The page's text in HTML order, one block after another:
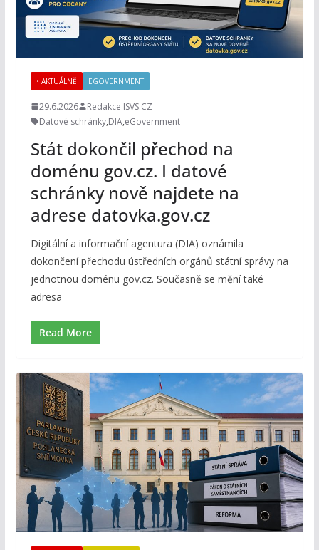
• AKTUÁLNĚ EGOVERNMENT
29.6.2026
Redakce ISVS.CZ
Datové schránky,DIA,eGovernment
Stát dokončil přechod na
doménu gov.cz. I datové
schránky nově najdete na
adrese datovka.gov.cz
Digitální a informační agentura (DIA) oznámila
dokončení přechodu ústředních orgánů státní správy na
jednotnou doménu gov.cz. Současně se mění také
adresa
Read More